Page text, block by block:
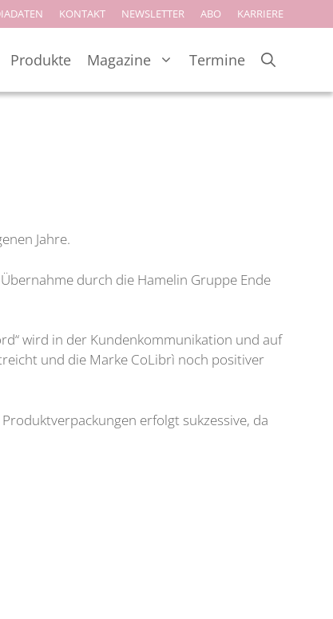
KONTAKT NEWSLETTER ABO KARRIERE
Produkte Magazine Termine
Jahre.
durch die Hamelin Gruppe Ende
wird in der Kundenkommunikation und auf
und die Marke CoLibrì noch positiver
erfolgt sukzessive, da